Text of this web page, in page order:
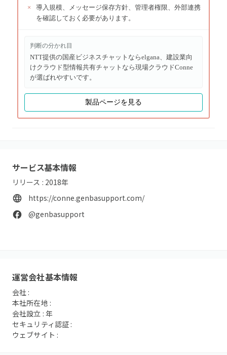
×
導入規模、メッセージ保存方針、管理者権限、外部連携
を確認しておく必要があります。
判断の分かれ目
NTT提供の国産ビジネスチャットならelgana、建設業向
けクラウド型情報共有チャットなら現場クラウドConne
が選ばれやすいです。
製品ページを見る
サービス基本情報
リリース : 2018年
https://conne.genbasupport.com/
@genbasupport
運営会社基本情報
会社 :
本社所在地 :
会社設立 : 年
セキュリティ認証 :
ウェブサイト :